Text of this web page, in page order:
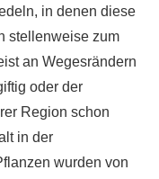
in denen diese
stellenweise zum
an Wegesrändern
oder der
Region schon
in der
wurden von